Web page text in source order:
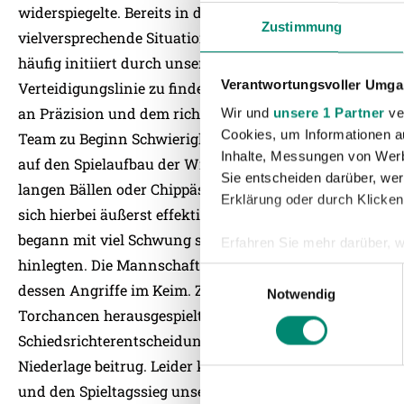
Zustimmung
Verantwortungsvoller
Wir und unsere 1 Partner
Cookies, um Informationen
Inhalte, Messungen von
Sie entscheiden darüber,
Erklärung oder durch
Erfahren Sie mehr darüber,
Einzelheitenfest.
und die Zugriffe auf unsere
Einwilligungsauswahl
Notwendig
widerspiegelte. Bereits in der ersten Halbzeit erspielten
vielversprechende Situationen in Richtung des
häufig initiiert durch unsere Doppelsechs Mesic und
Verteidigungslinie zu finden und dadurch
an Präzision und dem richtigen Timing beim finalen
Team zu Beginn Schwierigkeiten, da der Übergang
auf den Spielaufbau der Wiener zu spät ausgeübt
langen Bällen oder Chippässen, welche die
sich hierbei äußerst effektiv und nutzte die
begann mit viel Schwung seitens unserer
hinlegten. Die Mannschaft agierte mutiger, attackierte
dessen Angriffe im Keim. Zugleich wurden über
Torchancen herausgespielt, die leider nicht im
Schiedsrichterentscheidungen fielen zu Gunsten der
Niederlage beitrug. Leider konnte sich unsere AKA 18
und den Spieltagssieg unserer Akademie gegen Rapid